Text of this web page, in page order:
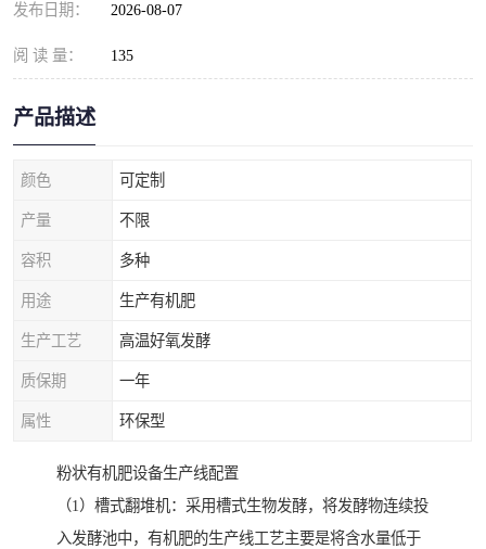
发布日期： 2026-08-07
阅 读 量： 135
产品描述
颜色 可定制
产量 不限
容积 多种
用途 生产有机肥
生产工艺 高温好氧发酵
质保期 一年
属性 环保型
粉状有机肥设备生产线配置
（1）槽式翻堆机：采用槽式生物发酵，将发酵物连续投
入发酵池中，有机肥的生产线工艺主要是将含水量低于